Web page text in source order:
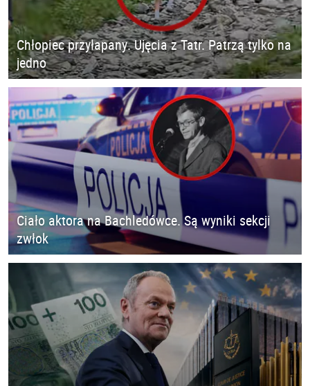
Chłopiec przyłapany. Ujęcia z Tatr. Patrzą tylko na
jedno
Ciało aktora na Bachledówce. Są wyniki sekcji
zwłok